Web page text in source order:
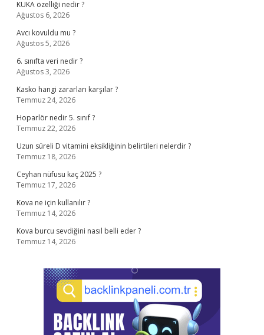
KUKA özelliği nedir ?
Ağustos 6, 2026
Avcı kovuldu mu ?
Ağustos 5, 2026
6. sınıfta veri nedir ?
Ağustos 3, 2026
Kasko hangi zararları karşılar ?
Temmuz 24, 2026
Hoparlör nedir 5. sınıf ?
Temmuz 22, 2026
Uzun süreli D vitamini eksikliğinin belirtileri nelerdir ?
Temmuz 18, 2026
Ceyhan nüfusu kaç 2025 ?
Temmuz 17, 2026
Kova ne için kullanılır ?
Temmuz 14, 2026
Kova burcu sevdiğini nasıl belli eder ?
Temmuz 14, 2026